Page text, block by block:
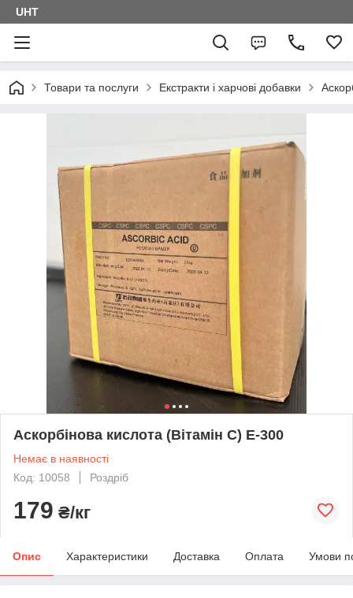
UHT
Товари та послуги Екстракти і харчові добавки
Аскорбінова кислота (Вітамін С) Е-300
Немає в наявності
Код: 10058
Роздріб
179 ₴/кг
Опис Характеристики Доставка Оплата Умови